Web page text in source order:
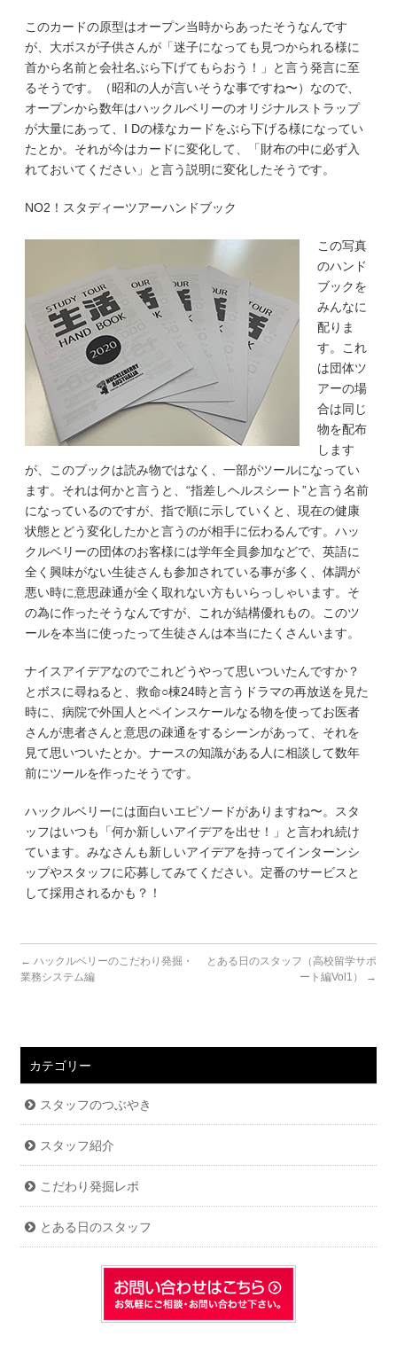
このカードの原型はオープン当時からあったそうなんです
が、大ボスが子供さんが「迷子になっても見つかられる様に
首から名前と会社名ぶら下げてもらおう！」と言う発言に至
るそうです。（昭和の人が言いそうな事ですね〜）なので、
オープンから数年はハックルベリーのオリジナルストラップ
が大量にあって、I Dの様なカードをぶら下げる様になってい
たとか。それが今はカードに変化して、「財布の中に必ず入
れておいてください」と言う説明に変化したそうです。
NO2！スタディーツアーハンドブック
この写真
のハンド
ブックを
みんなに
配りま
す。これ
は団体ツ
アーの場
合は同じ
物を配布
します
が、このブックは読み物ではなく、一部がツールになってい
ます。それは何かと言うと、“指差しヘルスシート”と言う名前
になっているのですが、指で順に示していくと、現在の健康
状態とどう変化したかと言うのが相手に伝わるんです。ハッ
クルベリーの団体のお客様には学年全員参加などで、英語に
全く興味がない生徒さんも参加されている事が多く、体調が
悪い時に意思疎通が全く取れない方もいらっしゃいます。そ
の為に作ったそうなんですが、これが結構優れもの。このツ
ールを本当に使ったって生徒さんは本当にたくさんいます。
ナイスアイデアなのでこれどうやって思いついたんですか？
とボスに尋ねると、救命○棟24時と言うドラマの再放送を見た
時に、病院で外国人とペインスケールなる物を使ってお医者
さんが患者さんと意思の疎通をするシーンがあって、それを
見て思いついたとか。ナースの知識がある人に相談して数年
前にツールを作ったそうです。
ハックルベリーには面白いエピソードがありますね〜。スタ
ッフはいつも「何か新しいアイデアを出せ！」と言われ続け
ています。みなさんも新しいアイデアを持ってインターンシ
ップやスタッフに応募してみてください。定番のサービスと
して採用されるかも？！
← ハックルベリーのこだわり発掘・
業務システム編
とある日のスタッフ（高校留学サポ
ート編Vol1）
→
カテゴリー
スタッフのつぶやき
スタッフ紹介
こだわり発掘レポ
とある日のスタッフ